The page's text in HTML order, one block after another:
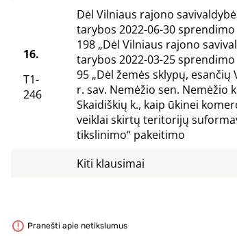
16.
T1-
246
Dėl Vilniaus rajono
tarybos 2022-06-30 sprendimo
198 „Dėl Vilniaus rajono
tarybos 2022-03-25 sprendimo
95 „Dėl žemės sklypų, esančių
r. sav. Nemėžio sen. Nemėžio
Skaidiškių k., kaip ūkinei
veiklai skirtų teritorijų
tikslinimo“ pakeitimo
Kiti klausimai
Pranešti apie netikslumus